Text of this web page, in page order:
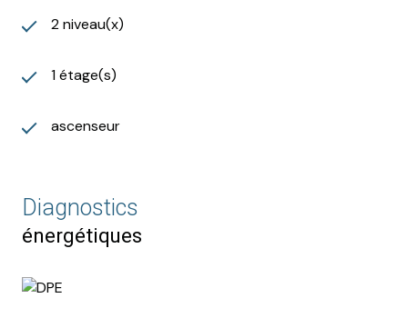
2 niveau(x)
1 étage(s)
ascenseur
Diagnostics
énergétiques